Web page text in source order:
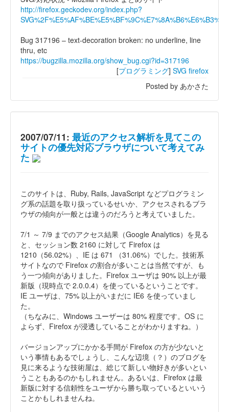
http://firefox.geckodev.org/index.php?
SVG%2F%E5%AF%BE%E5%BF%9C%E7%8A%B6%E6%B3%81
Bug 317196 – text-decoration broken: no underline, line
thru, etc
https://bugzilla.mozilla.org/show_bug.cgi?id=317196
[プログラミング] SVG firefox
Posted by あかさた
2007/07/11: 最近のアクセス解析を見てこの
サイトの優先対応ブラウザについて考えてみ
た
このサイトは、Ruby, Rails, JavaScript などプログラミン
グ系の話題を取り扱っているせいか、アクセスされるブラ
ウザの傾向が一般とは違うのだろうと考えていました。
7/1 ～ 7/9 までのアクセス結果（Google Analytics）を見る
と、セッション数 2160 に対して Firefox は
1210（56.02%）、IE は 671 （31.06%）でした。技術系
サイトなので Firefox の割合が多いことは当然ですが、も
う一つ傾向がありました。Firefox ユーザは 90% 以上が最
新版（現時点で 2.0.0.4）を使っているということです。
IE ユーザは、75% 以上がいまだに IE6 を使っていまし
た。
（ちなみに、Windows ユーザーは 80% 程度です。OS に
よらず、Firefox が浸透していることがわかりますね。）
バージョンアップにかかる手間が Firefox の方が少ないと
いう事情もあるでしょうし、こんな辺境（？）のブログを
見に来るような技術屋は、総じて新しい物好きが多いとい
うこともあるのかもしれません。あるいは、Firefox は最
新版に対する信頼性をユーザから勝ち取っているといいう
ことかもしれませんね。